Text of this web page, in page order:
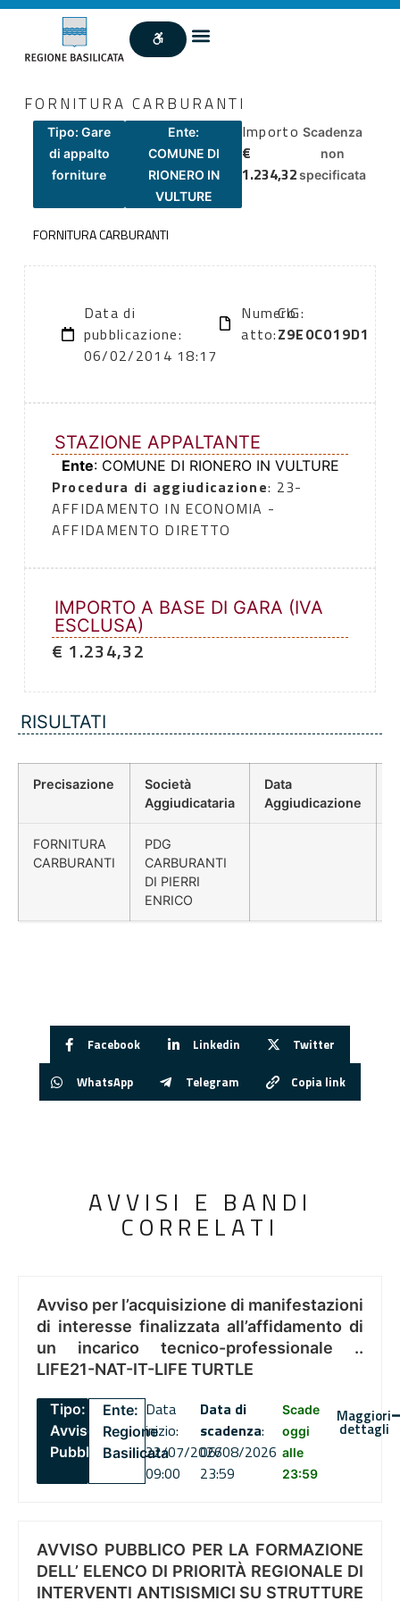
FORNITURA CARBURANTI
Tipo: Gare
di appalto
forniture
Ente:
COMUNE DI
RIONERO IN
VULTURE
Importo
€
1.234,32
Scadenza
non
specificata
FORNITURA CARBURANTI
Data di
pubblicazione:
06/02/2014 18:17
Numero
atto:
CIG:
Z9E0C019D1
STAZIONE APPALTANTE
Ente: COMUNE DI RIONERO IN VULTURE
Procedura di aggiudicazione: 23-
AFFIDAMENTO IN ECONOMIA -
AFFIDAMENTO DIRETTO
IMPORTO A BASE DI GARA (IVA
ESCLUSA)
€ 1.234,32
RISULTATI
Precisazione
Società
Aggiudicataria
Data
Aggiudicazione
FORNITURA
CARBURANTI
PDG
CARBURANTI
DI PIERRI
ENRICO
Facebook Linkedin Twitter
WhatsApp Telegram Copia link
AVVISI E BANDI
CORRELATI
Avviso per l’acquisizione di manifestazioni
di interesse finalizzata all’affidamento di
un incarico tecnico-professionale ..
LIFE21-NAT-IT-LIFE TURTLE
Tipo:
Avviso
Pubblico
Ente:
Regione
Basilicata
Data
inizio:
22/07/2026
09:00
Data di
scadenza:
06/08/2026
23:59
Scade
oggi
alle
23:59
Maggiori
dettagli
AVVISO PUBBLICO PER LA FORMAZIONE
DELL’ ELENCO DI PRIORITÀ REGIONALE DI
INTERVENTI ANTISISMICI SU STRUTTURE